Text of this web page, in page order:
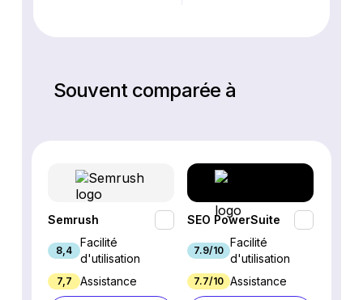
Souvent comparée à
Semrush
8,4
Facilité
d'utilisation
7,7 Assistance
SEO PowerSuite
7.9/10
Facilité
d'utilisation
7.7/10 Assistance